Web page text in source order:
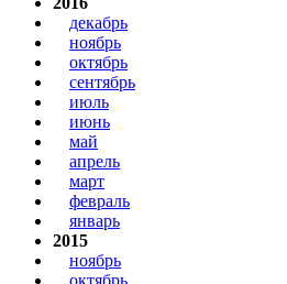
декабрь
ноябрь
октябрь
сентябрь
июль
июнь
май
апрель
март
февраль
январь
2015
ноябрь